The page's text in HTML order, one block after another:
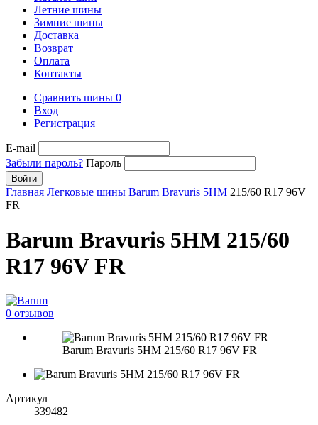
Летние шины
Зимние шины
Доставка
Возврат
Оплата
Контакты
Сравнить шины 0
Вход
Регистрация
E-mail
Забыли пароль? Пароль
Войти
Главная Легковые шины Barum Bravuris 5HM 215/60 R17 96V
FR
Barum Bravuris 5HM 215/60
R17 96V FR
0 отзывов
Barum Bravuris 5HM 215/60 R17 96V FR
Артикул
339482